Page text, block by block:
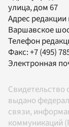
улица, дом 67
Адрес редакции
Варшавское
Телефон
Факс:+7 (495)
Электронная
выдано
связи,
коммуникаций